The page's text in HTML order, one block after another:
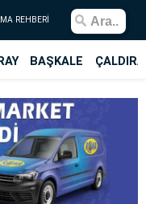
REHBERİ
BAŞKALE